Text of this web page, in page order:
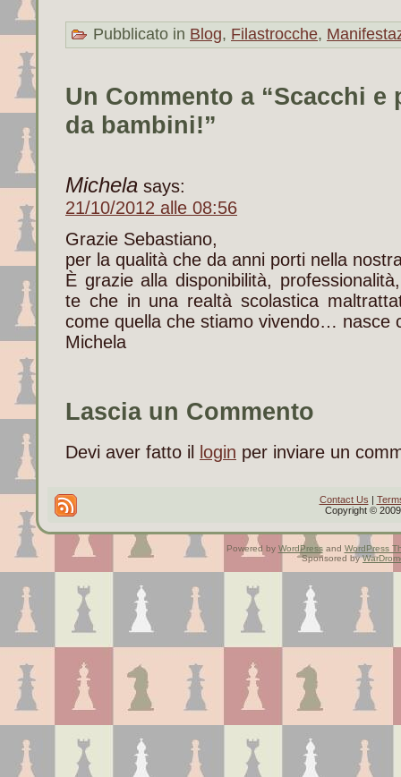
Pubblicato in Blog, Filastrocche,
Un Commento a “Scacchi
da bambini!”
Michela says:
21/10/2012 alle 08:56
Grazie Sebastiano,
per la qualità che da anni porti nella
È grazie alla disponibilità,
te che in una realtà scolastica
come quella che stiamo vivendo… nasce
Michela
Lascia un Commento
Devi aver fatto il login per inviare un
Contact Us |
Copyright ©
Powered by WordPressand WordPress
Sponsored by